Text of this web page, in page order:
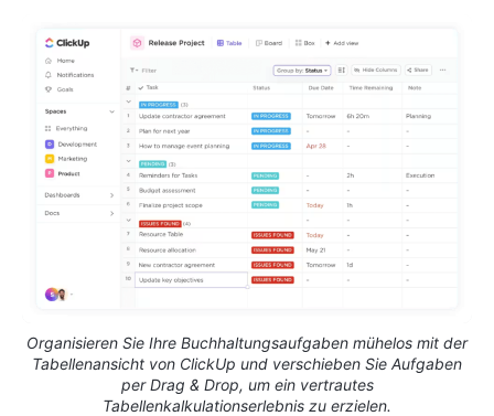
Organisieren Sie Ihre Buchhaltungsaufgaben mühelos mit der
Tabellenansicht von ClickUp und verschieben Sie Aufgaben
per Drag & Drop, um ein vertrautes
Tabellenkalkulationserlebnis zu erzielen.